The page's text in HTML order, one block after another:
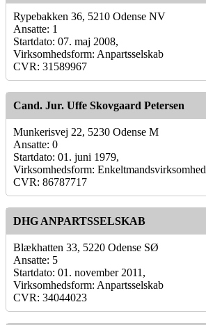
Rypebakken 36, 5210 Odense NV
Ansatte: 1
Startdato: 07. maj 2008,
Virksomhedsform: Anpartsselskab
CVR: 31589967
Cand. Jur. Uffe Skovgaard Petersen
Munkerisvej 22, 5230 Odense M
Ansatte: 0
Startdato: 01. juni 1979,
Virksomhedsform: Enkeltmandsvirksomhed
CVR: 86787717
DHG ANPARTSSELSKAB
Blækhatten 33, 5220 Odense SØ
Ansatte: 5
Startdato: 01. november 2011,
Virksomhedsform: Anpartsselskab
CVR: 34044023